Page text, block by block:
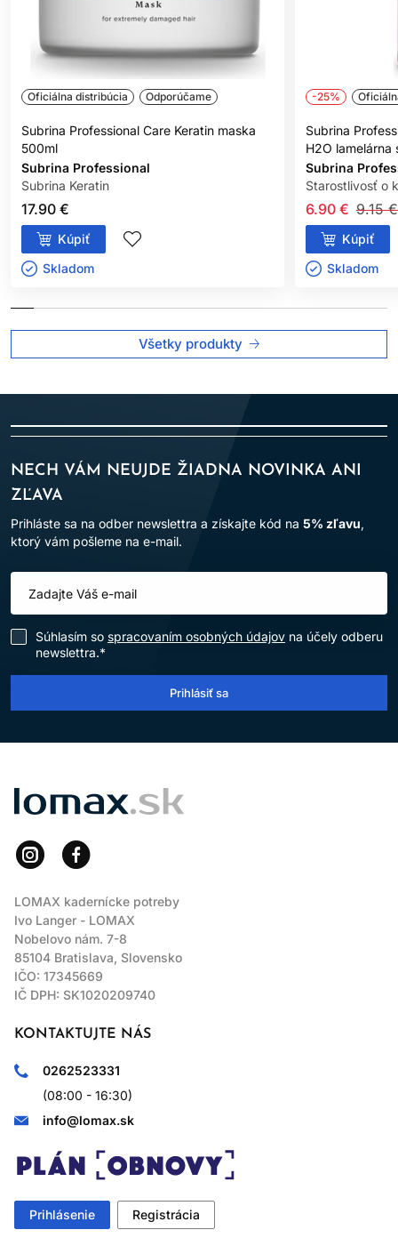
Oficiálna distribúcia Odporúčame
Subrina Professional Care Keratin maska
500ml
Subrina Professional
Subrina Keratin
17.90 €
Kúpiť
Skladom ㅤ
-25%
Subrina
H2O
Subrina
Starostlivosť o
9.15 €
6.90 €
Kúpiť
Skladom ㅤ
Všetky produkty
NECH VÁM NEUJDE ŽIADNA NOVINKA ANI
ZĽAVA
Prihláste sa na odber newslettra a získajte kód na 5% zľavu,
ktorý vám pošleme na e-mail.
Súhlasím so spracovaním osobných údajov na účely odberu
newslettra.*
Prihlásiť sa
LOMAX
LOMAX kadernícke potreby
Ivo Langer - LOMAX
Nobelovo nám. 7-8
85104 Bratislava, Slovensko
IČO: 17345669
IČ DPH: SK1020209740
KONTAKTUJTE NÁS
0262523331
(08:00 - 16:30)
info@lomax.sk
Prihlásenie Registrácia